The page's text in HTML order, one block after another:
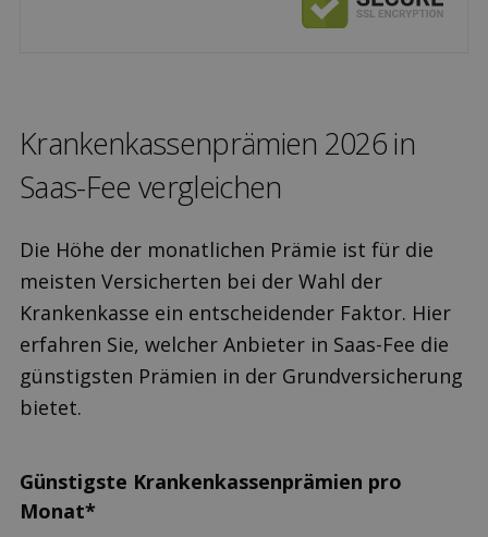
Kranken­kassen­prämien 2026 in
Saas-Fee ver­gleichen
Die Höhe der monatlichen Prämie ist für die
meisten Versicherten bei der Wahl der
Krankenkasse ein entscheidender Faktor. Hier
erfahren Sie, welcher Anbieter in Saas-Fee die
günstigsten Prämien in der Grundversicherung
bietet.
Günstigste Krankenkassenprämien pro
Monat*